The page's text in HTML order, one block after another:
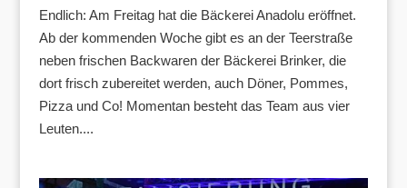
Endlich: Am Freitag hat die Bäckerei Anadolu eröffnet.
Ab der kommenden Woche gibt es an der Teerstraße
neben frischen Backwaren der Bäckerei Brinker, die
dort frisch zubereitet werden, auch Döner, Pommes,
Pizza und Co! Momentan besteht das Team aus vier
Leuten....